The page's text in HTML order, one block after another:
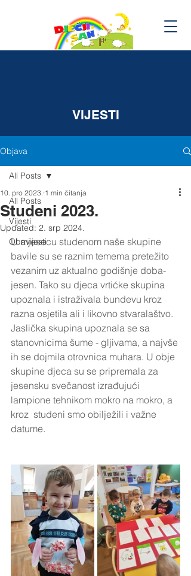
VIJESTI
Objava
All Posts
Vijesti
Obavijesti
All Posts
Studeni 2023.
10. pro 2023. 1 min čitanja
Updated: 2. srp 2024.
U mjesecu studenom naše skupine
bavile su se raznim temema pretežito
vezanim uz aktualno godišnje doba-
jesen. Tako su djeca vrtićke skupina
upoznala i istraživala bundevu kroz
razna osjetila ali i likovno stvaralaštvo.
Jaslička skupina upoznala se sa
stanovnicima šume - gljivama, a najvše
ih se dojmila otrovnica muhara. U obje
skupine djeca su se pripremala za
jesensku svečanost izrađujući
lampione tehnikom mokro na mokro, a
kroz  studeni smo obilježili i važne
datume.